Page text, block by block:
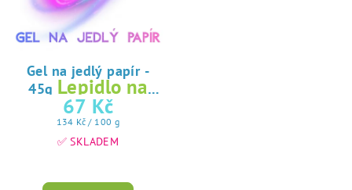
Gel na jedlý papír -
45g Lepidlo na
jedlý papír
67 Kč
Měrná
cena:
134 Kč / 100 g
✅ SKLADEM
hodnocení